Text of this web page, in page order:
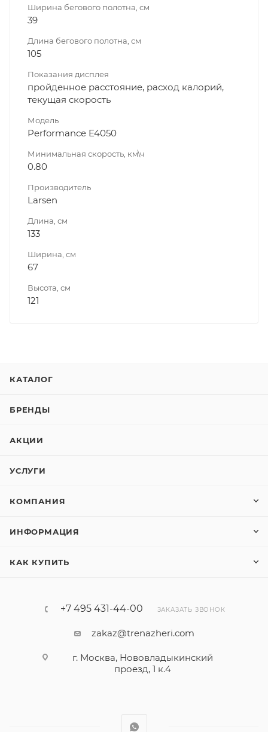
Ширина бегового полотна, см
39
Длина бегового полотна, см
105
Показания дисплея
пройденное расстояние, расход калорий,
текущая скорость
Модель
Performance E4050
Минимальная скорость, км\ч
0.80
Производитель
Larsen
Длина, см
133
Ширина, см
67
Высота, см
121
КАТАЛОГ
БРЕНДЫ
АКЦИИ
УСЛУГИ
КОМПАНИЯ
ИНФОРМАЦИЯ
КАК КУПИТЬ
+7 495 431-44-00 ЗАКАЗАТЬ ЗВОНОК
zakaz@trenazheri.com
г. Москва, Нововладыкинский
проезд, 1 к.4